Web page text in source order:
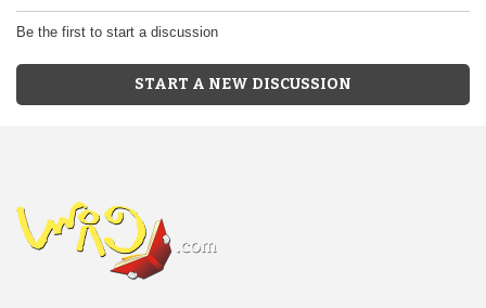
Be the first to start a discussion
START A NEW DISCUSSION